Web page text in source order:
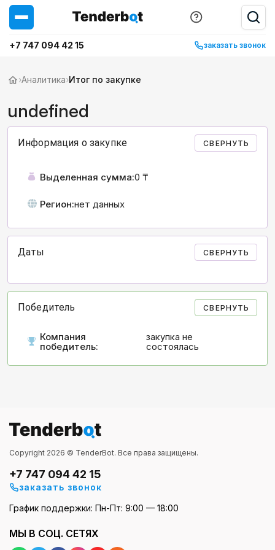
+7 747 094 42 15 заказать звонок
›Аналитика›Итог по закупке
undefined
Информация о закупке СВЕРНУТЬ
Выделенная сумма:0 ₸
Регион:нет данных
Даты СВЕРНУТЬ
Победитель СВЕРНУТЬ
Компания
победитель:
закупка не
состоялась
Copyright 2026 © TenderBot. Все права защищены.
+7 747 094 42 15
заказать звонок
График поддержки: Пн-Пт: 9:00 — 18:00
МЫ В СОЦ. СЕТЯХ